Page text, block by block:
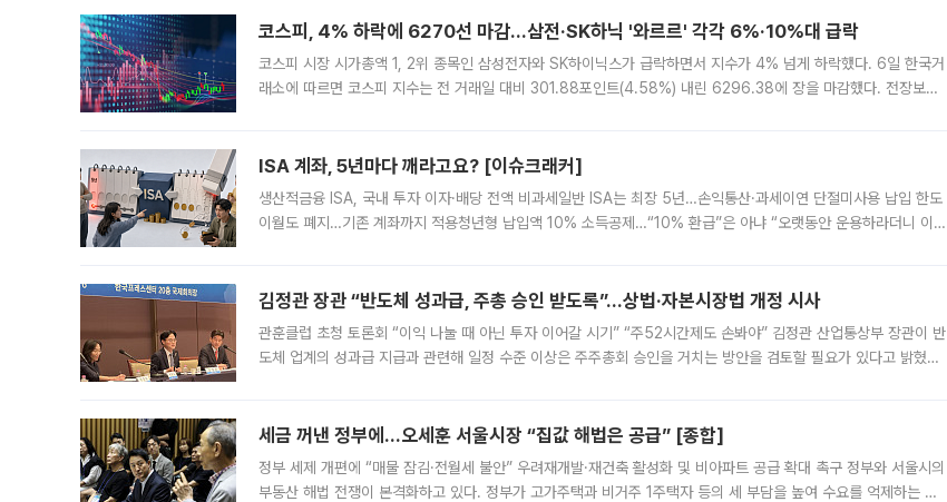
코스피, 4% 하락에 6270선 마감…삼전·SK하닉 '와르르' 각각 6%·10%대 급락
코스피 시장 시가총액 1, 2위 종목인 삼성전자와 SK하이닉스가 급락하면서 지수가 4% 넘게 하락했다. 6일 한국거
래소에 따르면 코스피 지수는 전 거래일 대비 301.88포인트(4.58%) 내린 6296.38에 장을 마감했다. 전장보다
ISA 계좌, 5년마다 깨라고요? [이슈크래커]
생산적금융 ISA, 국내 투자 이자·배당 전액 비과세일반 ISA는 최장 5년…손익통산·과세이연 단절미사용 납입 한도
이월도 폐지…기존 계좌까지 적용청년형 납입액 10% 소득공제…“10% 환급”은 아냐 “오랫동안 운용하라더니 이제
김정관 장관 “반도체 성과급, 주총 승인 받도록”…상법·자본시장법 개정 시사
관훈클럽 초청 토론회 “이익 나눌 때 아닌 투자 이어갈 시기” “주52시간제도 손봐야” 김정관 산업통상부 장관이 반
도체 업계의 성과급 지급과 관련해 일정 수준 이상은 주주총회 승인을 거치는 방안을 검토할 필요가 있다고 밝혔다.
세금 꺼낸 정부에…오세훈 서울시장 “집값 해법은 공급” [종합]
정부 세제 개편에 “매물 잠김·전월세 불안” 우려재개발·재건축 활성화 및 비아파트 공급 확대 촉구 정부와 서울시의
부동산 해법 전쟁이 본격화하고 있다. 정부가 고가주택과 비거주 1주택자 등의 세 부담을 높여 수요를 억제하는 카